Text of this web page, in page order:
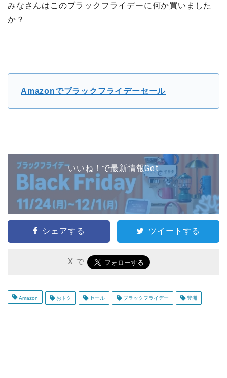
みなさんはこのブラックフライデーに何か買いました
か？
Amazonでブラックフライデーセール
いいね！で最新情報Get
シェアする ツイートする
X で
Amazon おトク セール ブラックフライデー 豊洲